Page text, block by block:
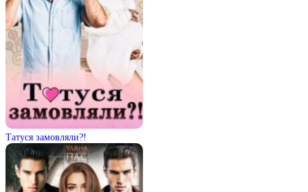
Татуся замовляли?!